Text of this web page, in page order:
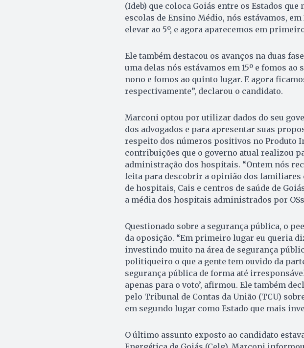
(Ideb) que coloca Goiás entre os Estados
escolas de Ensino Médio, nós estávamos, em
elevar ao 5º, e agora aparecemos em
Ele também destacou os avanços na duas
uma delas nós estávamos em 15º e fomos ao
nono e fomos ao quinto lugar. E agora
respectivamente”, declarou o candidato.
Marconi optou por utilizar dados do seu
dos advogados e para apresentar suas
respeito dos números positivos no Produto
contribuições que o governo atual realizou
administração dos hospitais. “Ontem nós
feita para descobrir a opinião dos familiares
de hospitais, Cais e centros de saúde de
a média dos hospitais administrados por OSs
Questionado sobre a segurança pública, o
da oposição. “Em primeiro lugar eu queria
investindo muito na área de segurança
politiqueiro o que a gente tem ouvido da
segurança pública de forma até
apenas para o voto’, afirmou. Ele também
pelo Tribunal de Contas da União (TCU)
em segundo lugar como Estado que mais
O último assunto exposto ao candidato